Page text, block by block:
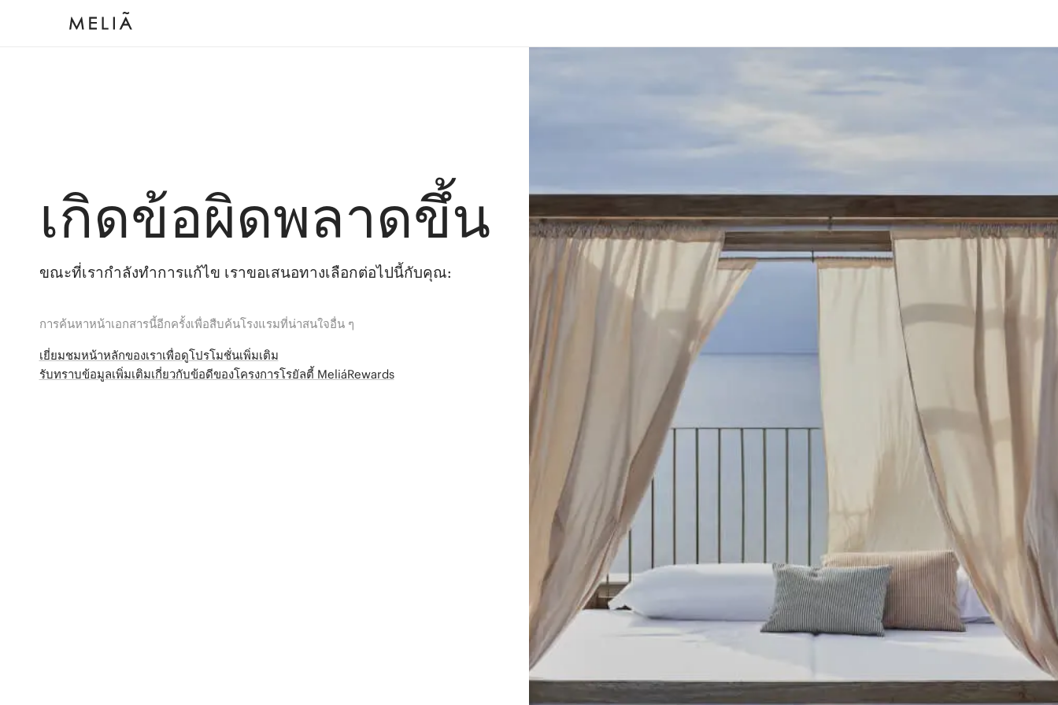
เกิดข้อผิดพลาดขึ้น
ขณะที่เรากำลังทำการแก้ไข เราขอเสนอทางเลือกต่อไปนี้กับคุณ:
การค้นหาหน้าเอกสารนี้อีกครั้งเพื่อสืบค้นโรงแรมที่น่าสนใจอื่น ๆ
เยี่ยมชมหน้าหลักของเราเพื่อดูโปรโมชั่นเพิ่มเติม
รับทราบข้อมูลเพิ่มเติมเกี่ยวกับข้อดีของโครงการโรยัลตี้ MeliáRewards